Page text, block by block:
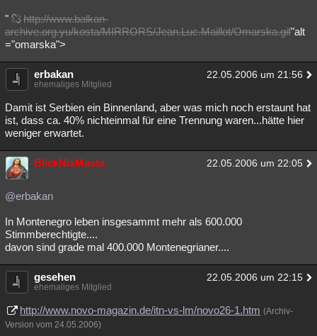
weitere Rubriken
Philosophie Träume Orte Esoterik Literatur
Astronomie Helpdesk Gruppen Gaming Filme
Musik Clash
Übersichten
Besucht Teilgenommen
Lesenswert Schlüsselwörter
"
http://www.balkan-
archive.org.yu/kosta/MIRRORS/Jean.Luc.Maillot/Omarska.gif"alt
="omarska">
erbakan 22.05.2006 um 21:56
ehemaliges Mitglied
Damit ist Serbien ein Binnenland, aber was mich noch erstaunt hat
ist, dass ca. 40% nichteinmal für eine Trennung waren...hätte hier
weniger erwartet.
BlickNixMasta 22.05.2006 um 22:05
@erbakan
In Montenegro leben insgesammt mehr als 600.000
Stimmberechtigte....
davon sind grade mal 400.000 Montenegrianer....
gesehen 22.05.2006 um 22:15
ehemaliges Mitglied
http://www.novo-magazin.de/itn-vs-lm/novo26-1.htm (Archiv-
Version vom 24.05.2006)